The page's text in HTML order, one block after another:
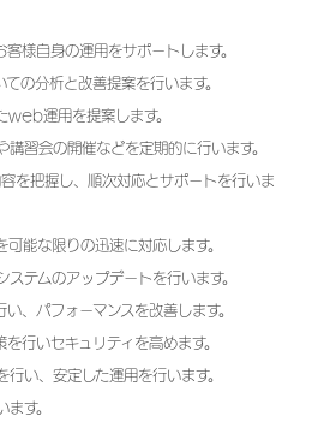
様自身の運用をサポートします。
の分析と改善提案を行います。
運用を提案します。
習会の開催などを定期的に行います。
を把握し、順次対応とサポートを行いま
能な限りの迅速に対応します。
テムのアップデートを行います。
、パフォーマンスを改善します。
行いセキュリティを高めます。
い、安定した運用を行います。
す。